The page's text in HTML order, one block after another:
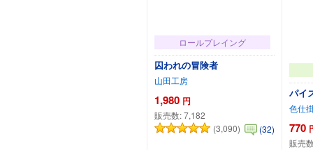
ロールプレイング
囚われの冒険者
山田工房
1,980 円
販売数:7,182
(3,090)
(32)
パイ
色仕
770
販売